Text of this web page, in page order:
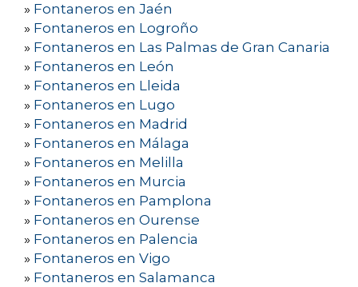
» Fontaneros en Jaén
» Fontaneros en Logroño
» Fontaneros en Las Palmas de Gran Canaria
» Fontaneros en León
» Fontaneros en Lleida
» Fontaneros en Lugo
» Fontaneros en Madrid
» Fontaneros en Málaga
» Fontaneros en Melilla
» Fontaneros en Murcia
» Fontaneros en Pamplona
» Fontaneros en Ourense
» Fontaneros en Palencia
» Fontaneros en Vigo
» Fontaneros en Salamanca